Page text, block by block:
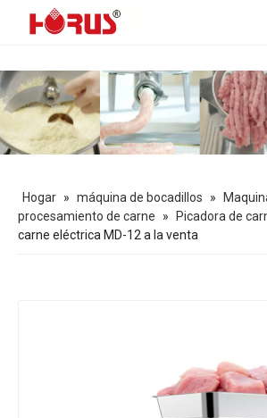
Hogar » máquina de bocadillos »
procesamiento de carne
» Picadora de
carne eléctrica MD-12 a la venta